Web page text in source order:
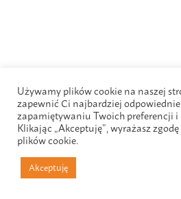
Używamy plików cookie na naszej
zapewnić Ci najbardziej
zapamiętywaniu Twoich preferencji
Klikając „Akceptuję”, wyrażasz
plików cookie.
Akceptuję